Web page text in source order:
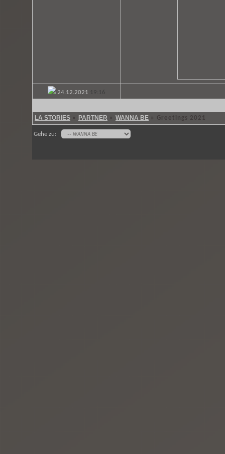
24.12.2021 19:16
LA STORIES » PARTNER » WANNA BE » Greetings 2021
Gehe zu: